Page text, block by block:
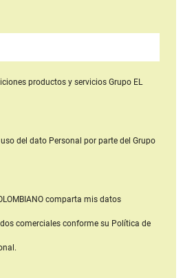
productos y serviciosGrupo EL
del dato Personal por parte del Grupo
comparta mis datos
comerciales conforme su Política de